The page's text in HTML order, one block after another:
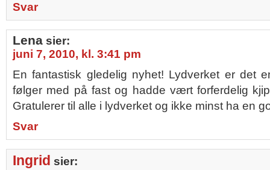
Svar
Lena sier:
juni 7, 2010, kl. 3:41 pm
En fantastisk gledelig nyhet! Lydverket er det
følger med på fast og hadde vært forferdelig
Gratulerer til alle i lydverket og ikke minst ha en
Svar
Ingrid sier: